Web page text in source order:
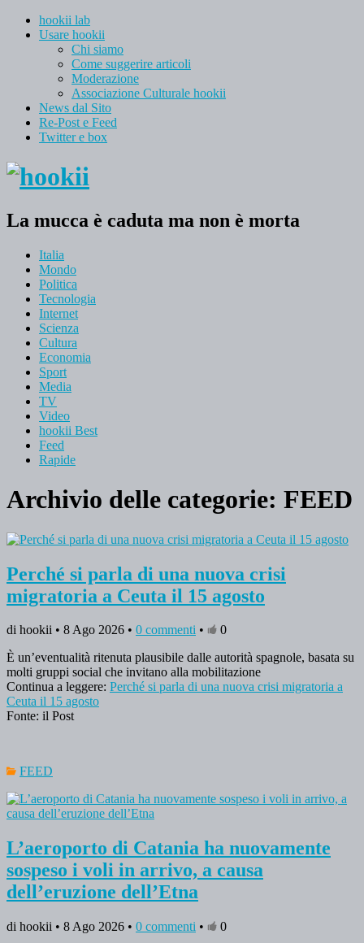
hookii lab
Usare hookii
Chi siamo
Come suggerire articoli
Moderazione
Associazione Culturale hookii
News dal Sito
Re-Post e Feed
Twitter e box
La mucca è caduta ma non è morta
Italia
Mondo
Politica
Tecnologia
Internet
Scienza
Cultura
Economia
Sport
Media
TV
Video
hookii Best
Feed
Rapide
Archivio delle categorie: FEED
Perché si parla di una nuova crisi
migratoria a Ceuta il 15 agosto
di hookii • 8 Ago 2026 • 0 commenti •
0
È un’eventualità ritenuta plausibile dalle autorità spagnole, basata su
molti gruppi social che invitano alla mobilitazione
Continua a leggere: Perché si parla di una nuova crisi migratoria a
Ceuta il 15 agosto
Fonte: il Post
FEED
L’aeroporto di Catania ha nuovamente
sospeso i voli in arrivo, a causa
dell’eruzione dell’Etna
di hookii • 8 Ago 2026 • 0 commenti •
0